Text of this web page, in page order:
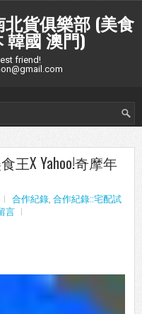
貨俱樂部 (美食
韓國 澳門)
friend!
王X Yahoo!奇摩年
合作紀錄, 合作紀錄::宅配試
言